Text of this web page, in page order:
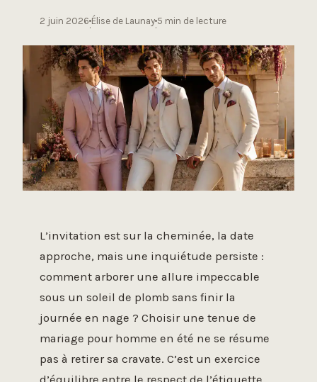
2 juin 2026
·
Élise de Launay
·
5 min de lecture
L’invitation est sur la cheminée, la date
approche, mais une inquiétude persiste :
comment arborer une allure impeccable
sous un soleil de plomb sans finir la
journée en nage ? Choisir une tenue de
mariage pour homme en été ne se résume
pas à retirer sa cravate. C’est un exercice